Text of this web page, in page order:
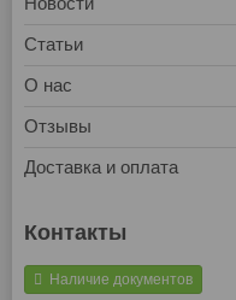
Статьи
О нас
Отзывы
Доставка и оплата
Наличие документов